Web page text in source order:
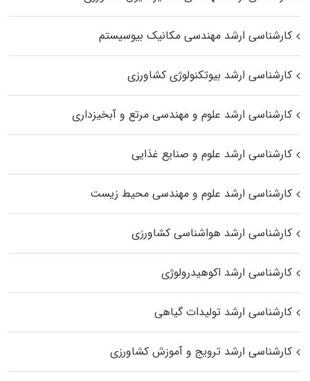
کارشناسی ارشد مهندسی مکانیک بیوسیستم
کارشناسی ارشد بیوتکنولوژی کشاورزی
کارشناسی ارشد علوم و مهندسی مرتع و آبخیزداری
کارشناسی ارشد علوم و صنایع غذایی
کارشناسی ارشد علوم و مهندسی محیط زیست
کارشناسی ارشد هواشناسی کشاورزی
کارشناسی ارشد اکوهیدرولوژی
کارشناسی ارشد تولیدات گیاهی
کارشناسی ارشد ترویج و آموزش کشاورزی